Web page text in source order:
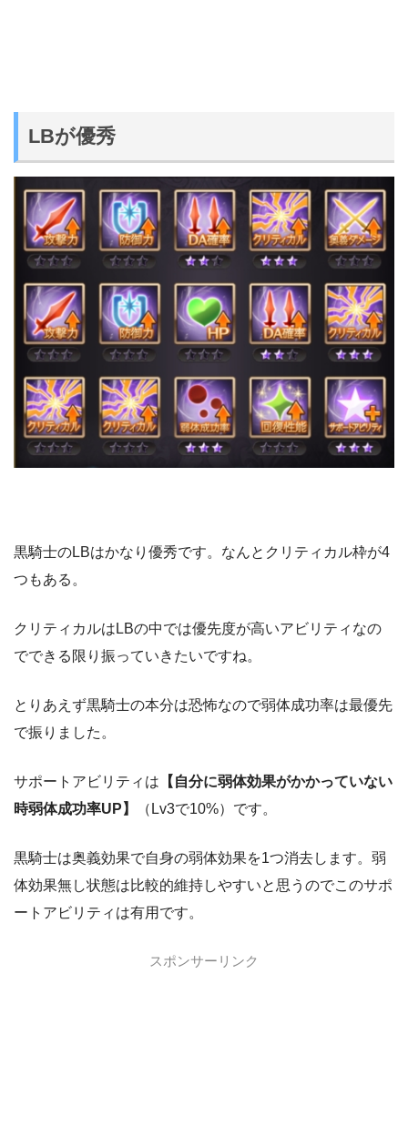
LBが優秀
黒騎士のLBはかなり優秀です。なんとクリティカル枠が4
つもある。
クリティカルはLBの中では優先度が高いアビリティなの
でできる限り振っていきたいですね。
とりあえず黒騎士の本分は恐怖なので弱体成功率は最優先
で振りました。
サポートアビリティは 【自分に弱体効果がかかっていない
時弱体成功率UP】
（Lv3で10%）です。
黒騎士は奥義効果で自身の弱体効果を1つ消去します。弱
体効果無し状態は比較的維持しやすいと思うのでこのサポ
ートアビリティは有用です。
スポンサーリンク